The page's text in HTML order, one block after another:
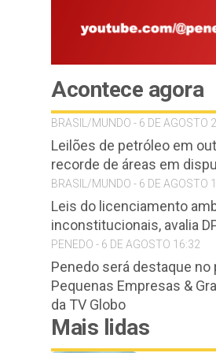
Acontece agora
BRASIL/MUNDO - 6 DE AGOSTO
Leilões de petróleo em
recorde de áreas em
BRASIL/MUNDO - 6 DE AGOSTO
Leis do licenciamento
inconstitucionais, avalia
PENEDO - 6 DE AGOSTO 16:32
Penedo será destaque no
Pequenas Empresas &
da TV Globo
Mais lidas